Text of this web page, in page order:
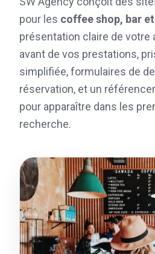
pour les coffee shop, bar
présentation claire de votre
avant de vos prestations,
simplifiée, formulaires de
réservation, et un
pour apparaître dans les
recherche.